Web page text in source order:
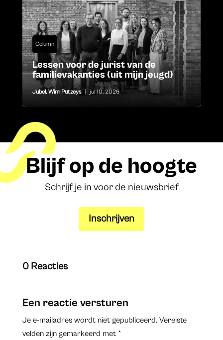
Column
Lessen voor de jurist van de
familievakanties (uit mijn jeugd)
Jubel,Wim Putzeys jul 10, 2026
Blijf op de hoogte
Schrijf je in voor de nieuwsbrief
Inschrijven
0 Reacties
Een reactie versturen
Je e-mailadres wordt niet gepubliceerd. Vereiste
velden zijn gemarkeerd met *